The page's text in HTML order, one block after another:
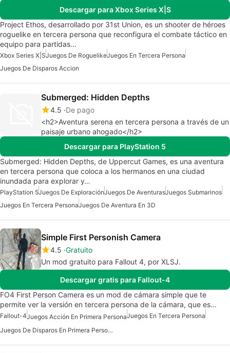
Descargar para Xbox Series X|S
Project Ethos, desarrollado por 31st Union, es un shooter de héroes
roguelike en tercera persona que reconfigura el combate táctico en
equipo para partidas…
Xbox Series X|SJuegos De RoguelikeJuegos En Tercera Persona
Juegos De Disparos Accion
Submerged: Hidden Depths
4.5 De pago
<h2>Aventura serena en tercera persona a través de un
paisaje urbano ahogado</h2>
Descargar para PlayStation 5
Submerged: Hidden Depths, de Uppercut Games, es una aventura
en tercera persona que coloca a los hermanos en una ciudad
inundada para explorar y…
PlayStation 5Juegos De ExploraciónJuegos De AventurasJuegos Submarinos
Juegos En Tercera PersonaJuegos De Aventura En 3D
Simple First Personish Camera
4.5 Gratuito
Un mod gratuito para Fallout 4, por XLSJ.
Descargar gratis para Fallout-4
FO4 First Person Camera es un mod de cámara simple que te
permite ver la versión en tercera persona de la cámara, que es…
Fallout-4Juegos Acción En Primera PersonaJuegos En Tercera Persona
Juegos De Disparos En Primera Persona Gratis